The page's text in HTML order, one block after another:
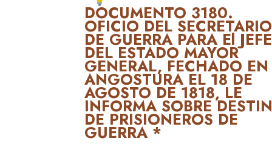
DOCUMENTO 3180.
OFICIO DEL SECRETARIO
DE GUERRA PARA El JEFE
DEL ESTADO MAYOR
GENERAL, FECHADO EN
ANGOSTURA EL 18 DE
AGOSTO DE 1818, LE
INFORMA SOBRE
DE PRISIONEROS DE
GUERRA *